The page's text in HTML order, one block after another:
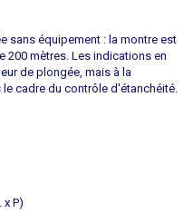
sans équipement : la montre est
200 mètres. Les indications en
de plongée, mais à la
cadre du contrôle d'étanchéité.
x P)